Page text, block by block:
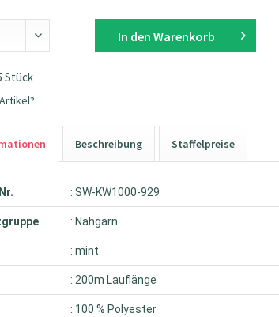
In den Warenkorb
Stück
Beschreibung Staffelpreise
: SW-KW1000-929
: Nähgarn
: mint
: 200m Lauflänge
: 100 % Polyester